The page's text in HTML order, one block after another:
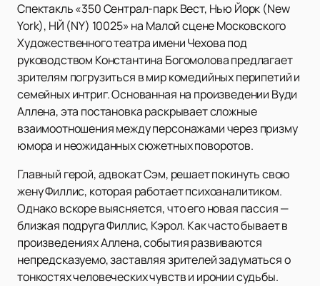
Спектакль «350 Сентрал-парк Вест, Нью Йорк (New
York), НЙ (NY) 10025» на Малой сцене Московского
Художественного театра имени Чехова под
руководством Константина Богомолова предлагает
зрителям погрузиться в мир комедийных перипетий и
семейных интриг. Основанная на произведении Вуди
Аллена, эта постановка раскрывает сложные
взаимоотношения между персонажами через призму
юмора и неожиданных сюжетных поворотов.
Главный герой, адвокат Сэм, решает покинуть свою
жену Филлис, которая работает психоаналитиком.
Однако вскоре выясняется, что его новая пассия —
близкая подруга Филлис, Кэрол. Как часто бывает в
произведениях Аллена, события развиваются
непредсказуемо, заставляя зрителей задуматься о
тонкостях человеческих чувств и иронии судьбы.